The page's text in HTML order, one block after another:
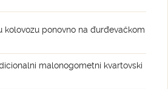
kolovozu ponovno na đurđevačkom
malonogometni kvartovski